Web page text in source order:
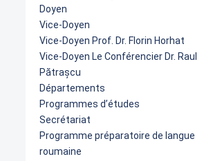
Doyen
Vice-Doyen
Vice-Doyen Prof. Dr. Florin Horhat
Vice-Doyen Le Conférencier Dr. Raul
Pătrașcu
Départements
Programmes d’études
Secrétariat
Programme préparatoire de langue
roumaine